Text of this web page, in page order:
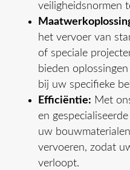
veiligheidsnormen
het vervoer van
of speciale
bieden
bij uw specifieke
Efficiëntie: Met
en
uw
vervoeren, zodat
verloopt.